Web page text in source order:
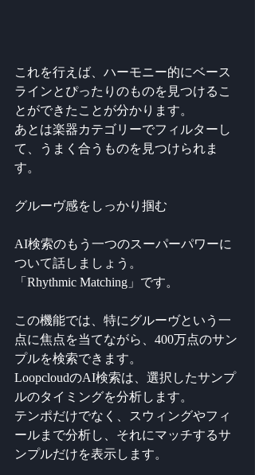
これを行えば、ハーモニー的にベース
ラインとぴったりのものを見つけるこ
とができたことが分かります。
あとは楽器カテゴリーでフィルターし
て、うまく合うものを見つけられま
す。
グルーヴ感をしっかり掴む
AI検索のもう一つのスーパーパワーに
ついて話しましょう。
「Rhythmic Matching」です。
この機能では、特にグルーヴという一
点に焦点を当てながら、400万点のサン
プルを検索できます。
LoopcloudのAI検索は、選択したサンプ
ルのタイミングを分析します。
テンポだけでなく、スウィングやフィ
ールまで分析し、それにマッチするサ
ンプルだけを表示します。